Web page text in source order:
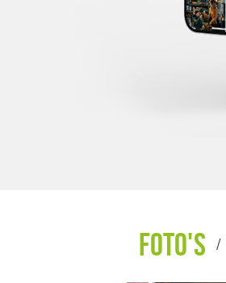
FOTO'S